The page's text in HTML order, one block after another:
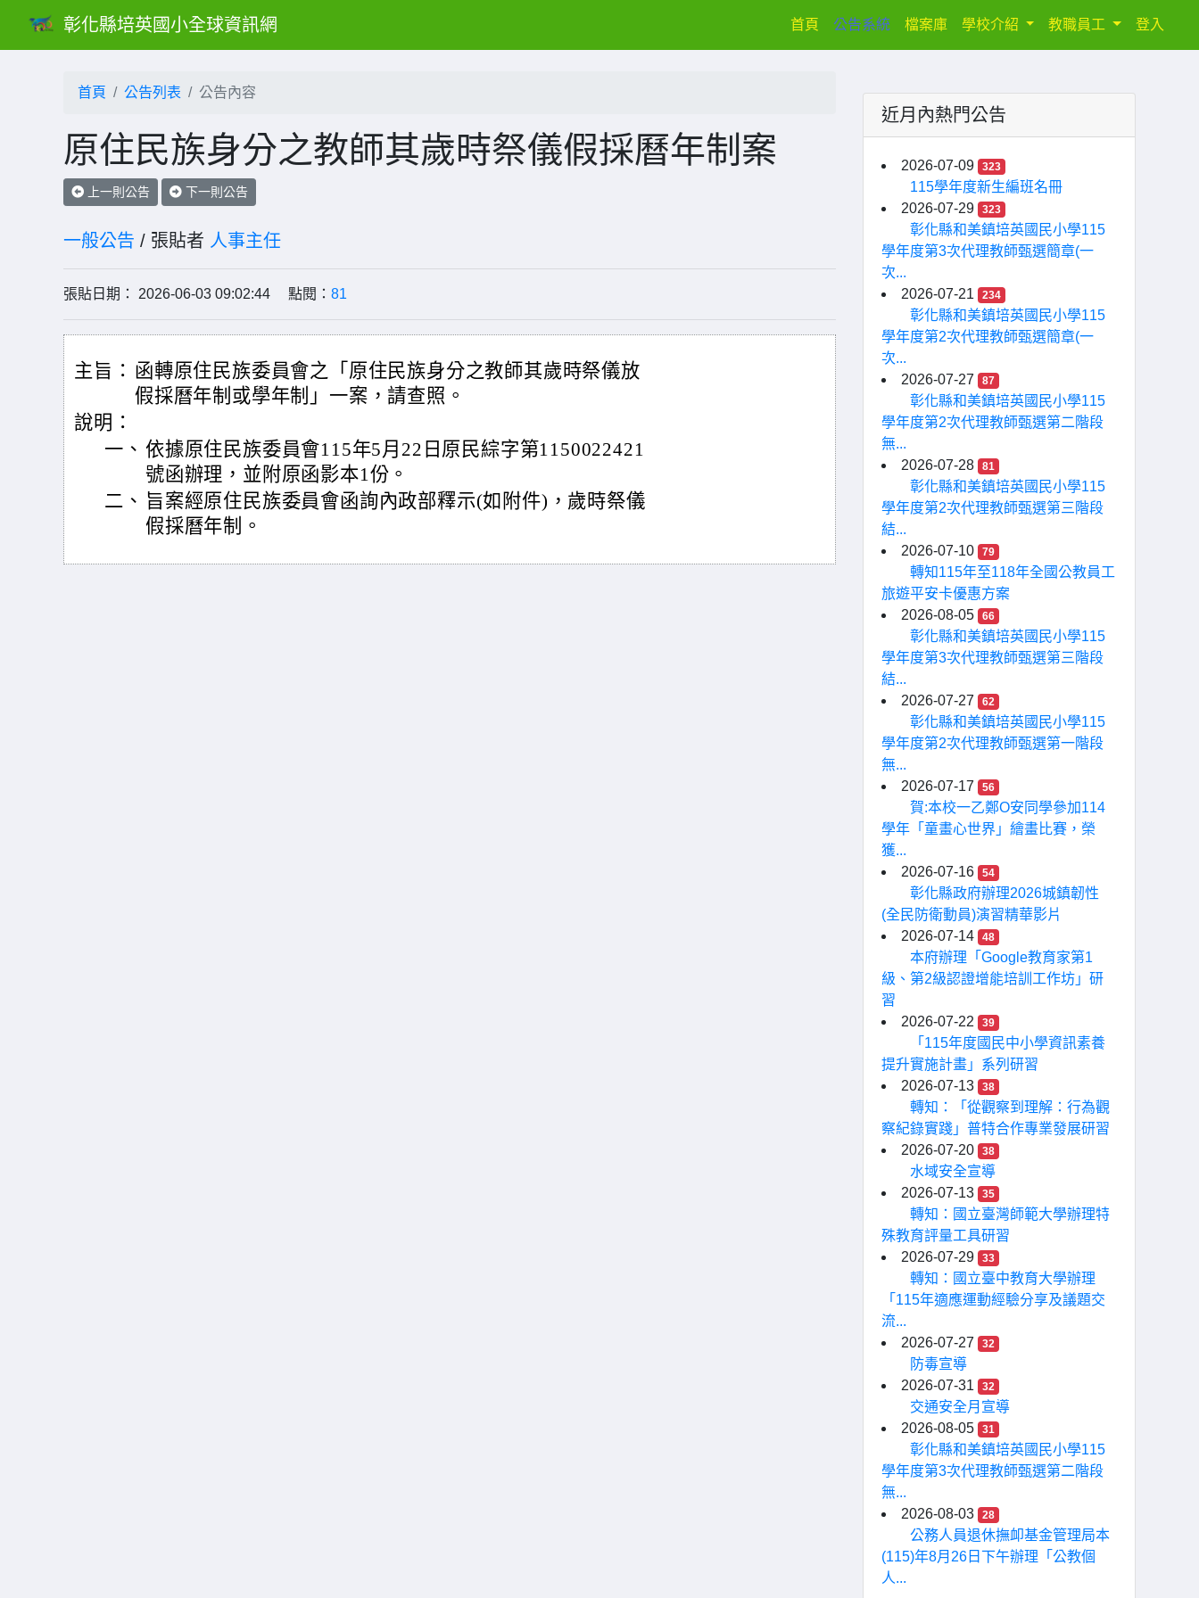
彰化縣培英國小全球資訊網 首頁(current)
公告系統 檔案庫 學校介紹 教職員工 登入
首頁 公告列表 公告內容
原住民族身分之教師其歲時祭儀假採曆年制案
上一則公告 下一則公告
一般公告 / 張貼者 人事主任
張貼日期： 2026-06-03 09:02:44 點閱： 81
主旨： 函轉原住民族委員會之「原住民族身分之教師其歲時祭儀放
假採曆年制或學年制」一案，請查照。
說明：
一、 依據原住民族委員會115年5月22日原民綜字第1150022421
號函辦理，並附原函影本1份。
二、 旨案經原住民族委員會函詢內政部釋示(如附件)，歲時祭儀
假採曆年制。
近月內熱門公告
2026-07-09 323
115學年度新生編班名冊
2026-07-29
323
彰化縣和美鎮培英國民小學115
學年度第3次代理教師甄選簡章(一
次...
2026-07-21
234
彰化縣和美鎮培英國民小學115
學年度第2次代理教師甄選簡章(一
次...
2026-07-27
87
彰化縣和美鎮培英國民小學115
學年度第2次代理教師甄選第二階段
無...
2026-07-28
81
彰化縣和美鎮培英國民小學115
學年度第2次代理教師甄選第三階段
結...
2026-07-10
79
轉知115年至118年全國公教員工
旅遊平安卡優惠方案
2026-08-05
66
彰化縣和美鎮培英國民小學115
學年度第3次代理教師甄選第三階段
結...
2026-07-27
62
彰化縣和美鎮培英國民小學115
學年度第2次代理教師甄選第一階段
無...
2026-07-17
56
賀:本校一乙鄭O安同學參加114
學年「童畫心世界」繪畫比賽，榮
獲...
2026-07-16
54
彰化縣政府辦理2026城鎮韌性
(全民防衛動員)演習精華影片
2026-07-14
48
本府辦理「Google教育家第1
級、第2級認證增能培訓工作坊」研
習
2026-07-22
39
「115年度國民中小學資訊素養
提升實施計畫」系列研習
2026-07-13
38
轉知：「從觀察到理解：行為觀
察紀錄實踐」普特合作專業發展研習
2026-07-20
38
水域安全宣導
2026-07-13
35
轉知：國立臺灣師範大學辦理特
殊教育評量工具研習
2026-07-29
33
轉知：國立臺中教育大學辦理
「115年適應運動經驗分享及議題交
流...
2026-07-27
32
防毒宣導
2026-07-31
32
交通安全月宣導
2026-08-05
31
彰化縣和美鎮培英國民小學115
學年度第3次代理教師甄選第二階段
無...
2026-08-03
28
公務人員退休撫卹基金管理局本
(115)年8月26日下午辦理「公教個
人...